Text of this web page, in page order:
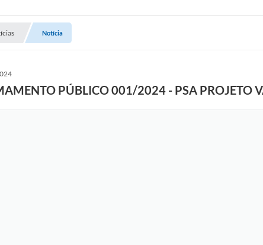
Notícia
PÚBLICO 001/2024 - PSA PROJETO